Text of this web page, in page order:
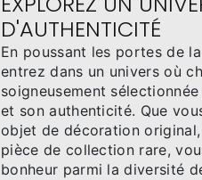
D'AUTHENTICITÉ
En poussant les portes de
entrez dans un univers où
soigneusement
et son authenticité. Que
objet de décoration
pièce de collection rare,
bonheur parmi la diversité